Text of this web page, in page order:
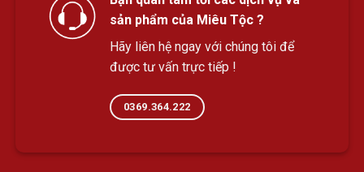
sản phẩm của Miêu Tộc ?
Hãy liên hệ ngay với chúng tôi để
được tư vấn trực tiếp !
0369.364.222